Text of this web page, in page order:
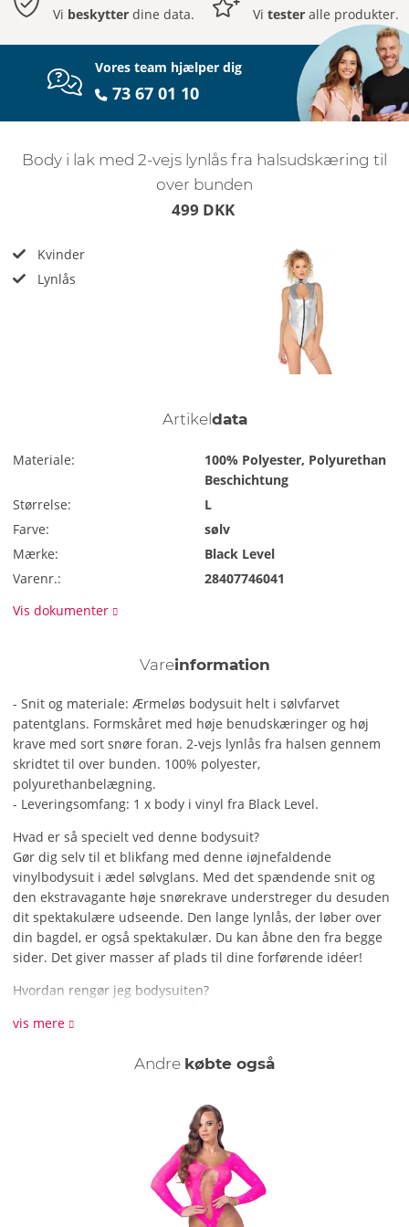
Vi beskytter dine data. Vi tester alle produkter.
Vores team hjælper dig
73 67 01 10
Body i lak med 2-vejs lynlås fra halsudskæring til
over bunden
499 DKK
Kvinder
Lynlås
Artikel data
Materiale:
100% Polyester, Polyurethan
Beschichtung
Størrelse:
L
Farve:
sølv
Mærke:
Black Level
Varenr.:
28407746041
Vis dokumenter
Vareinformation
- Snit og materiale: Ærmeløs bodysuit helt i sølvfarvet
patentglans. Formskåret med høje benudskæringer og høj
krave med sort snøre foran. 2-vejs lynlås fra halsen gennem
skridtet til over bunden. 100% polyester,
polyurethanbelægning.
- Leveringsomfang: 1 x body i vinyl fra Black Level.
Hvad er så specielt ved denne bodysuit?
Gør dig selv til et blikfang med denne iøjnefaldende
vinylbodysuit i ædel sølvglans. Med det spændende snit og
den ekstravagante høje snørekrave understreger du desuden
dit spektakulære udseende. Den lange lynlås, der løber over
din bagdel, er også spektakulær. Du kan åbne den fra begge
sider. Det giver masser af plads til dine forførende idéer!
Hvordan rengør jeg bodysuiten?
rengøringsmiddel. Brug en fnugfri klud for at få lakoverfladen
sølvfarvet patentglans. Formskåret med høje benudskæringer
gennem skridtet til over bunden. 100% polyester,
- Leveringsomfang: 1 x body i vinyl fra Black Level.
Hvad er så specielt ved denne bodysuit?
Gør dig selv til et blikfang med denne iøjnefaldende
vis mere
Andre købte også